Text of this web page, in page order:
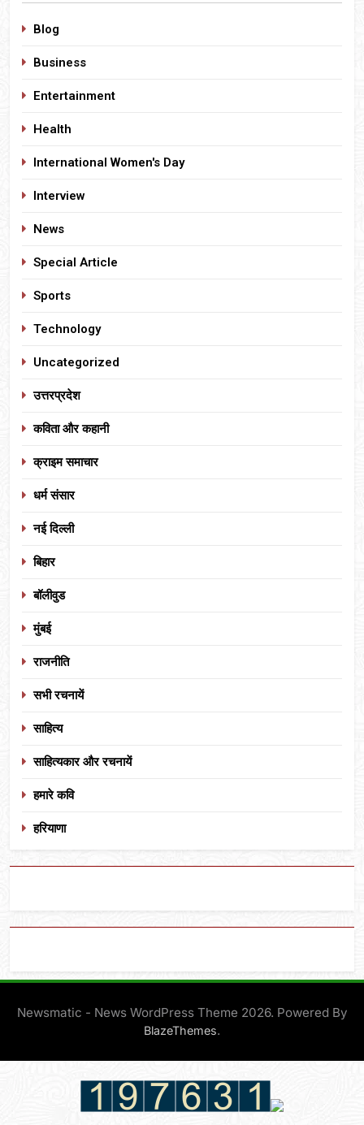
Blog
Business
Entertainment
Health
International Women's Day
Interview
News
Special Article
Sports
Technology
Uncategorized
उत्तरप्रदेश
कविता और कहानी
क्राइम समाचार
धर्म संसार
नई दिल्ली
बिहार
बॉलीवुड
मुंबई
राजनीति
सभी रचनायें
साहित्य
साहित्यकार और रचनायें
हमारे कवि
हरियाणा
Newsmatic - News WordPress Theme 2026. Powered By
BlazeThemes.